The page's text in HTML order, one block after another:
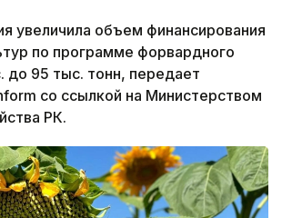
увеличила объем финансирования
по программе форвардного
до 95 тыс. тонн, передает
со ссылкой на Министерством
РК.